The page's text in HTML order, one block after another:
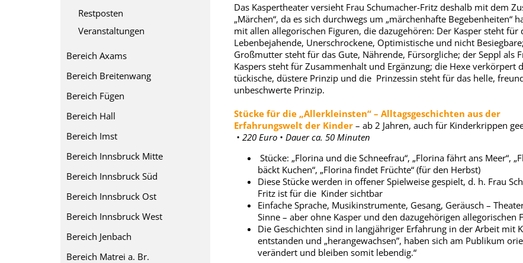
Das Kaspertheater versieht Frau Schumacher-Fritz deshalb mit dem
„Märchen“, da es sich durchwegs um „märchenhafte Begebenheiten“
mit allen allegorischen Figuren, die dazugehören: Der Kasper steht für
Lebenbejahende, Unerschrockene, Optimistische und nicht
Großmutter steht für das Gute, Nährende, Fürsorgliche; der Seppl als
Kaspers steht für Zusammenhalt und Ergänzung; die Hexe verkörpert
tückische, düstere Prinzip und die Prinzessin steht für das helle,
unbeschwerte Prinzip.
Stücke für die „Allerkleinsten“ – Alltagsgeschichten aus der
Erfahrungswelt der Kinder – ab 2 Jahren, auch für Kinderkrippen
• 220 Euro • Dauer ca. 50 Minuten
Stücke: „Florina und die Schneefrau“, „Florina fährt ans Meer“,
bäckt Kuchen“, „Florina findet Früchte“ (für den Herbst)
Diese Stücke werden in offener Spielweise gespielt, d. h. Frau
Fritz ist für die Kinder sichtbar
Einfache Sprache, Musikinstrumente, Gesang, Geräusch –
Sinne – aber ohne Kasper und den dazugehörigen allegorischen
Die Geschichten sind in langjähriger Erfahrung in der Arbeit mit
entstanden und „herangewachsen”, haben sich am Publikum
verändert und bleiben somit lebendig.“
Restposten
Veranstaltungen
Bereich Axams
Bereich Breitenwang
Bereich Fügen
Bereich Hall
Bereich Imst
Bereich Innsbruck Mitte
Bereich Innsbruck Süd
Bereich Innsbruck Ost
Bereich Innsbruck West
Bereich Jenbach
Bereich Matrei a. Br.